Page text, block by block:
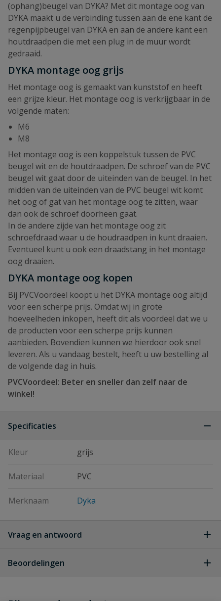
(ophang)beugel van DYKA? Met dit montage oog van
DYKA maakt u de verbinding tussen aan de ene kant de
regenpijpbeugel van DYKA en aan de andere kant een
houtdraadpen die met een plug in de muur wordt
gedraaid.
DYKA montage oog grijs
Het montage oog is gemaakt van kunststof en heeft
een grijze kleur. Het montage oog is verkrijgbaar in de
volgende maten:
M6
M8
Het montage oog is een koppelstuk tussen de PVC
beugel wit en de houtdraadpen. De schroef van de PVC
beugel wit gaat door de uiteinden van de beugel. In het
midden van de uiteinden van de PVC beugel wit komt
het oog of gat van het montage oog te zitten, waar
dan ook de schroef doorheen gaat.
In de andere zijde van het montage oog zit
schroefdraad waar u de houdraadpen in kunt draaien.
Eventueel kunt u ook een draadstang in het montage
oog draaien.
DYKA montage oog kopen
Bij PVCVoordeel koopt u het DYKA montage oog altijd
voor een scherpe prijs. Omdat wij in grote
hoeveelheden inkopen, heeft dit als voordeel dat we u
de producten voor een scherpe prijs kunnen
aanbieden. Bovendien kunnen we hierdoor ook snel
leveren. Als u vandaag bestelt, heeft u uw bestelling al
de volgende dag in huis.
PVCVoordeel: Beter en sneller dan zelf naar de
winkel!
Specificaties
Kleur grijs
Materiaal PVC
Merknaam Dyka
Vraag en antwoord
Beoordelingen